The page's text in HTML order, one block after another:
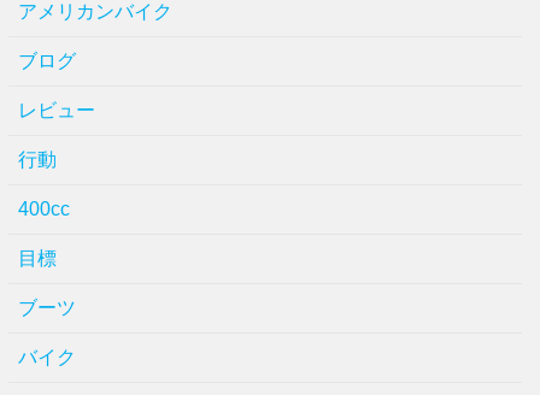
アメリカンバイク
ブログ
レビュー
行動
400cc
目標
ブーツ
バイク